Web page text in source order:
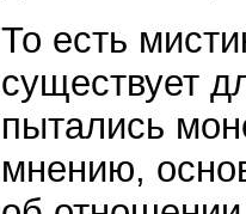
То есть
существует
пытались
мнению,